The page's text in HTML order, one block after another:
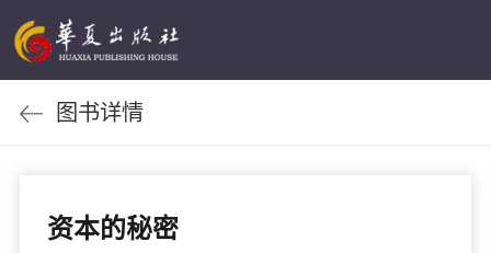
图书详情
资本的秘密